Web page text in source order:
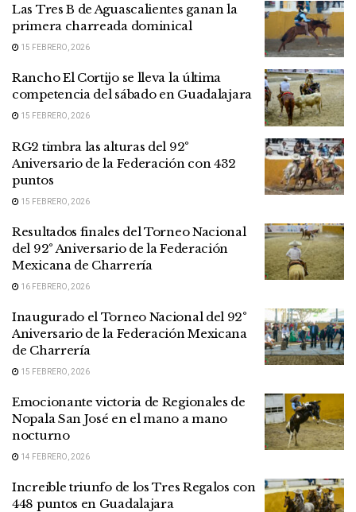
Las Tres B de Aguascalientes ganan la
primera charreada dominical
15 FEBRERO, 2026
Rancho El Cortijo se lleva la última
competencia del sábado en Guadalajara
15 FEBRERO, 2026
RG2 timbra las alturas del 92°
Aniversario de la Federación con 432
puntos
15 FEBRERO, 2026
Resultados finales del Torneo Nacional
del 92° Aniversario de la Federación
Mexicana de Charrería
16 FEBRERO, 2026
Inaugurado el Torneo Nacional del 92°
Aniversario de la Federación Mexicana
de Charrería
15 FEBRERO, 2026
Emocionante victoria de Regionales de
Nopala San José en el mano a mano
nocturno
14 FEBRERO, 2026
Increíble triunfo de los Tres Regalos con
448 puntos en Guadalajara